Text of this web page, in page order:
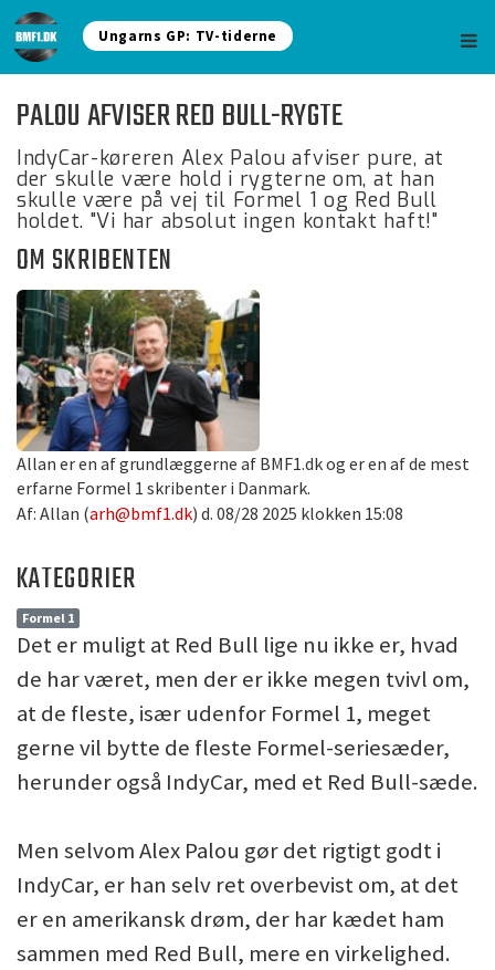
Ungarns GP: TV-tiderne
PALOU AFVISER RED BULL-RYGTE
IndyCar-køreren Alex Palou afviser pure, at
der skulle være hold i rygterne om, at han
skulle være på vej til Formel 1 og Red Bull
holdet. "Vi har absolut ingen kontakt haft!"
OM SKRIBENTEN
Allan er en af grundlæggerne af BMF1.dk og er en af de mest
erfarne Formel 1 skribenter i Danmark.
Af: Allan (arh@bmf1.dk) d. 08/28 2025 klokken 15:08
KATEGORIER
Formel 1
Det er muligt at Red Bull lige nu ikke er, hvad
de har været, men der er ikke megen tvivl om,
at de fleste, især udenfor Formel 1, meget
gerne vil bytte de fleste Formel-seriesæder,
herunder også IndyCar, med et Red Bull-sæde.
Men selvom Alex Palou gør det rigtigt godt i
IndyCar, er han selv ret overbevist om, at det
er en amerikansk drøm, der har kædet ham
sammen med Red Bull, mere en virkelighed.